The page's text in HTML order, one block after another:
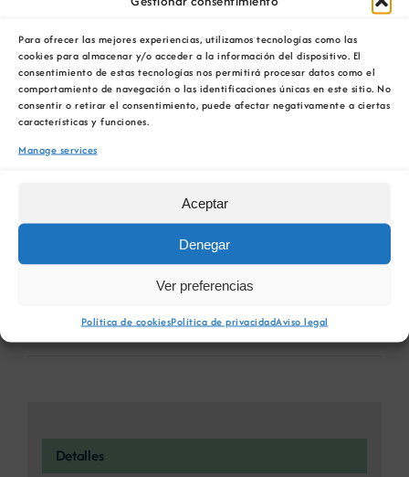
Para ofrecer las mejores experiencias, utilizamos tecnologías como las
cookies para almacenar y/o acceder a la información del dispositivo. El
consentimiento de estas tecnologías nos permitirá procesar datos como el
comportamiento de navegación o las identificaciones únicas en este sitio. No
consentir o retirar el consentimiento, puede afectar negativamente a ciertas
características y funciones.
Manage services
Aceptar
Denegar
Ver preferencias
Política de cookiesPolítica de privacidadAviso legal
Comparta esta información en su red Social
favorita!
Facebook
Xornada sobre a loita polo
Curso IS-02 Implantación dun
sistema de xestión da seguridade
Detalles